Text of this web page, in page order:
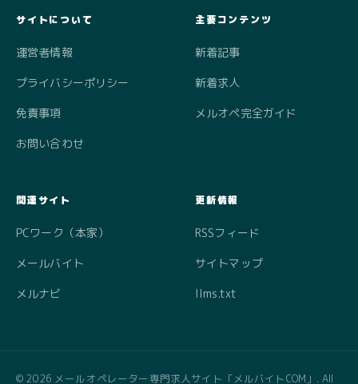
サイトについて
運営者情報
プライバシーポリシー
免責事項
お問い合わせ
主要コンテンツ
新着記事
新着求人
メルオペ完全ガイド
関連サイト
PCワーク（本家）
メールバイト
メルナビ
更新情報
RSSフィード
サイトマップ
llms.txt
© 2026 メールオペレーター専門求人サイト「メルバイトCOM」. All